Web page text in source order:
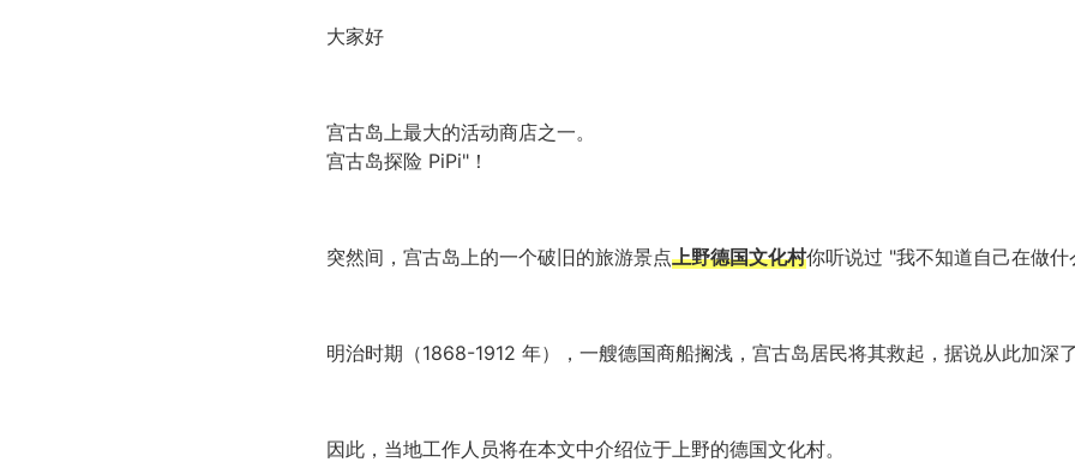
大家好
宫古岛上最大的活动商店之一。
宫古岛探险 PiPi"！
突然间，宫古岛上的一个破旧的旅游景点上野德国文化村你听说过 "我不知道自己在做什
明治时期（1868-1912 年），一艘德国商船搁浅，宫古岛居民将其救起，据说从此加深
因此，当地工作人员将在本文中介绍位于上野的德国文化村。